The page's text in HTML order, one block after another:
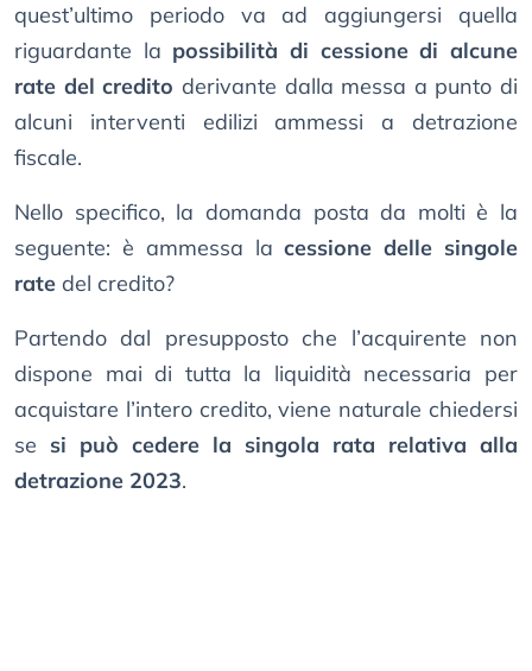
quest’ultimo periodo va ad aggiungersi quella
riguardante la possibilità di cessione di alcune
rate del credito derivante dalla messa a punto di
alcuni interventi edilizi ammessi a detrazione
fiscale.
Nello specifico, la domanda posta da molti è la
seguente: è ammessa lacessione delle singole
rate del credito?
Partendo dal presupposto che l’acquirente non
dispone mai di tutta la liquidità necessaria per
acquistare l’intero credito, viene naturale chiedersi
se si può cedere la singola rata relativa alla
detrazione 2023.